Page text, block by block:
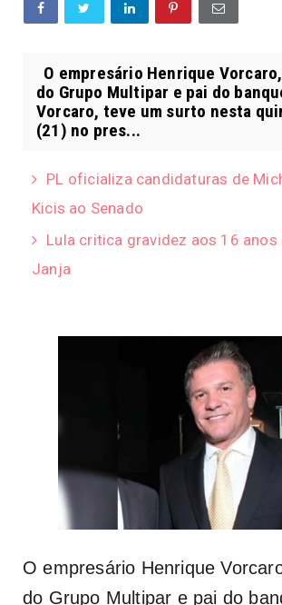
O empresário Henrique
do Grupo Multipar e pai do
Vorcaro, teve um surto nesta
(21) no pres...
PL oficializa candidaturas de
Kicis ao Senado
Lula critica gravidez aos 16 anos
Janja
O empresário Henrique
do Grupo Multipar e pai do